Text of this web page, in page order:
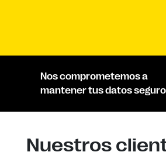
Nos comprometemos a
mantener tus datos
Nuestros